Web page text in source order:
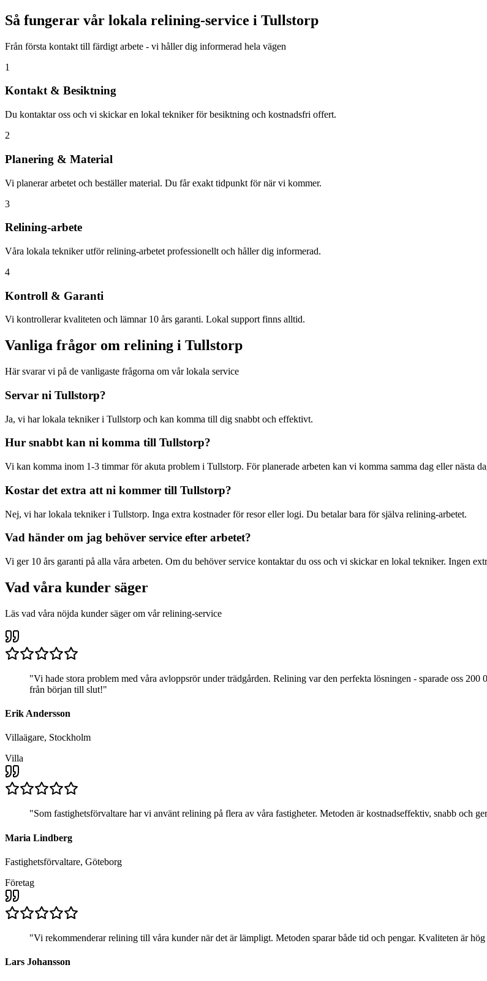
Så fungerar vår lokala relining-service i Tullstorp
Från första kontakt till färdigt arbete - vi håller dig informerad hela vägen
1
Kontakt & Besiktning
Du kontaktar oss och vi skickar en lokal tekniker för besiktning och kostnadsfri offert.
2
Planering & Material
Vi planerar arbetet och beställer material. Du får exakt tidpunkt för när vi kommer.
3
Relining-arbete
Våra lokala tekniker utför relining-arbetet professionellt och håller dig informerad.
4
Kontroll & Garanti
Vi kontrollerar kvaliteten och lämnar 10 års garanti. Lokal support finns alltid.
Vanliga frågor om relining i Tullstorp
Här svarar vi på de vanligaste frågorna om vår lokala service
Servar ni Tullstorp?
Ja, vi har lokala tekniker i Tullstorp och kan komma till dig snabbt och effektivt.
Hur snabbt kan ni komma till Tullstorp?
Vi kan komma inom 1-3 timmar för akuta problem i Tullstorp. För planerade arbeten kan vi komma samma dag eller nästa
Kostar det extra att ni kommer till Tullstorp?
Nej, vi har lokala tekniker i Tullstorp. Inga extra kostnader för resor eller logi. Du betalar bara för själva relining-arbetet.
Vad händer om jag behöver service efter arbetet?
Vi ger 10 års garanti på alla våra arbeten. Om du behöver service kontaktar du oss och vi skickar en lokal tekniker. Ingen
Vad våra kunder säger
Läs vad våra nöjda kunder säger om vår relining-service
"Vi hade stora problem med våra avloppsrör under trädgården. Relining var den perfekta lösningen - sparade oss
från början till slut!"
Erik Andersson
Villaägare, Stockholm
Villa
"Som fastighetsförvaltare har vi använt relining på flera av våra fastigheter. Metoden är kostnadseffektiv, snabb och
Maria Lindberg
Fastighetsförvaltare, Göteborg
Företag
"Vi rekommenderar relining till våra kunder när det är lämpligt. Metoden sparar både tid och pengar. Kvaliteten är
Lars Johansson